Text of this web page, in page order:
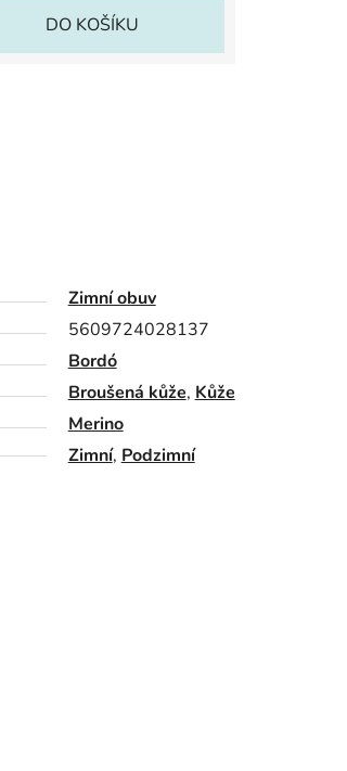
DO KOŠÍKU
Zimní obuv
5609724028137
Bordó
Broušená kůže, Kůže
Merino
Zimní, Podzimní